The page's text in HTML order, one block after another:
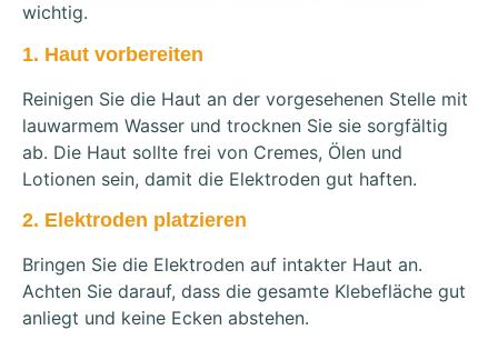
wichtig.
1. Haut vorbereiten
Reinigen Sie die Haut an der vorgesehenen Stelle mit
lauwarmem Wasser und trocknen Sie sie sorgfältig
ab. Die Haut sollte frei von Cremes, Ölen und
Lotionen sein, damit die Elektroden gut haften.
2. Elektroden platzieren
Bringen Sie die Elektroden auf intakter Haut an.
Achten Sie darauf, dass die gesamte Klebefläche gut
anliegt und keine Ecken abstehen.